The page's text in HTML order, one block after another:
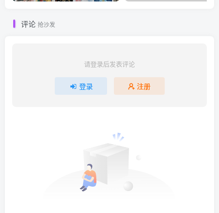
评论 抢沙发
请登录后发表评论
登录 注册